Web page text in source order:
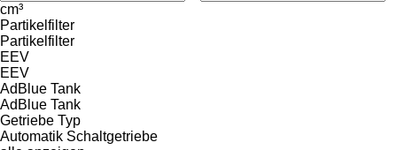
cm³
Partikelfilter
Partikelfilter
EEV
EEV
AdBlue Tank
AdBlue Tank
Getriebe Typ
Automatik Schaltgetriebe